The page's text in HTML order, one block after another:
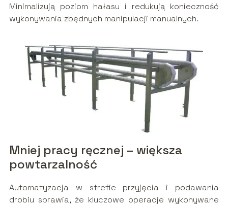
Minimalizują poziom hałasu i redukują konieczność
wykonywania zbędnych manipulacji manualnych.
Mniej pracy ręcznej – większa
powtarzalność
Automatyzacja w strefie przyjęcia i podawania
drobiu sprawia, że kluczowe operacje wykonywane